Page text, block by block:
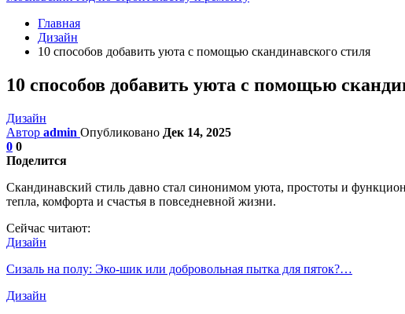
Главная
Дизайн
10 способов добавить уюта с помощью скандинавского стиля
10 способов добавить уюта с помощью
Дизайн
Автор admin Опубликовано Дек 14, 2025
0 0
Поделится
Скандинавский стиль давно стал синонимом уюта, простоты и
тепла, комфорта и счастья в повседневной жизни.
Сейчас читают:
Дизайн
Сизаль на полу: Эко-шик или добровольная пытка для пяток?…
Дизайн